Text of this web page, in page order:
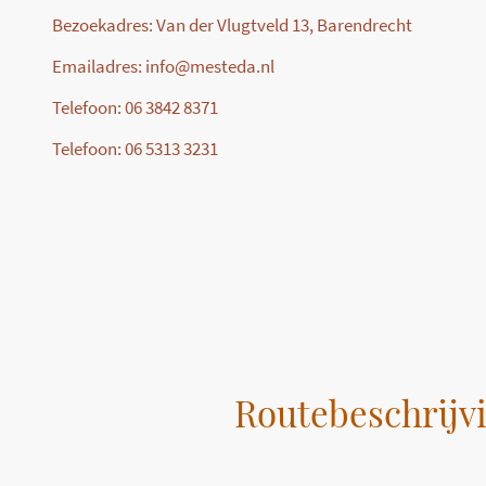
Bezoekadres: Van der Vlugtveld 13, Barendrecht
Emailadres: info@mesteda.nl
Telefoon: 06 3842 8371
Telefoon: 06 5313 3231